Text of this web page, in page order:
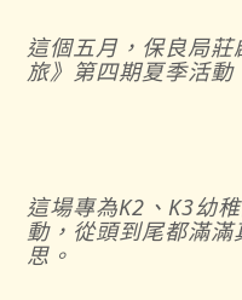
這個五月，保良局
旅》第四期夏季活
這場專為K2 、 K3幼
動，從頭到尾都滿
思。